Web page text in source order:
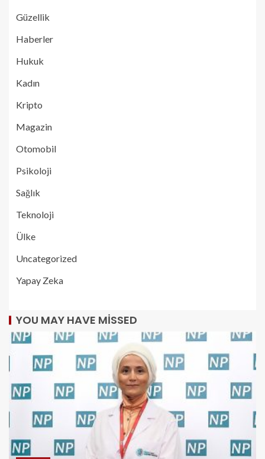
Güzellik
Haberler
Hukuk
Kadın
Kripto
Magazin
Otomobil
Psikoloji
Sağlık
Teknoloji
Ülke
Uncategorized
Yapay Zeka
YOU MAY HAVE MISSED